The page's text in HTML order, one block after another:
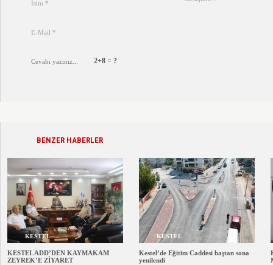
2+8 = ?
BENZER HABERLER
KESTEL
KESTEL ADD’DEN KAYMAKAM
ZEYREK’E ZİYARET
KESTEL
Kestel’de Eğitim Caddesi baştan sona
yenilendi